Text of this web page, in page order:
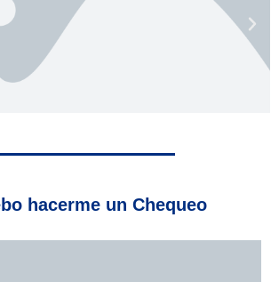
hacerme un Chequeo